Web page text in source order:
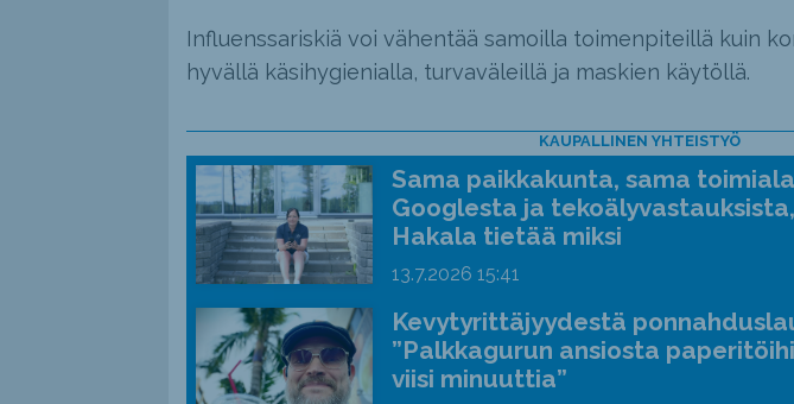
Influenssariskiä voi vähentää samoilla toimenpiteillä kuin
hyvällä käsihygienialla, turvaväleillä ja maskien käytöllä.
KAUPALLINEN YHTEISTYÖ
Sama paikkakunta, sama
Googlesta ja
Hakala tietää miksi
13.7.2026 15:41
Kevytyrittäjyydestä
”Palkkagurun ansiosta
viisi minuuttia”